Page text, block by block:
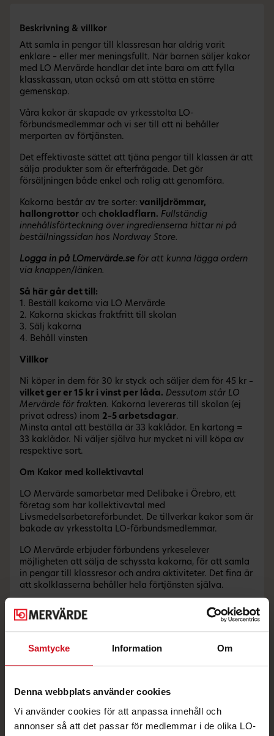
Samtycke Information Om
Denna webbplats använder cookies
Vi använder cookies för att anpassa innehåll och
annonser så att det passar för medlemmar i de olika LO-
Beskrivning & villkor
Att samla in pengar till klassresan har aldrig varit
enklare – eller mer meningsfullt. När barnen säljer kakor
med LO Mervärde handlar det inte bara om att fylla
klasskassan, utan också om att stötta en större
gemenskap.
Våra kakor är skapade av yrkesstolta LO-
förbundsmedlemmar och vi ser till att ni behåller
merparten av förtjänsten.
Det effektivaste sättet att tjäna pengar till klassen är att
sälja produkter som är efterfrågade. Det gör
försäljningen både enkel och rolig att genomföra.
Kakorna består av tre sorter: vaniljdrömmar,
hallongrottor och chokladflarn. Fullständig
innehållsförteckning över ingredienserna hittar ni på
beställningssidan hos Nordway Store.
Logga in på LOmervärde.se för att kunna lägga ordern
via knappen/länken.
Så här går det till:
1. Beställ kakorna via LO Mervärde
2. Kakorna skickas fraktfritt till skolan
3. Sälj kakorna
4. Behåll vinsten
Villkor
Ni köper in dem för 30 kr styck och säljer dem för 45 kr –
vilket ger er 15 kr i vinst per låda. Dessutom står LO
Mervärde för frakten. Kakorna levereras till skolan (ej
privat adress) inom 2–5 arbetsdagar.
Minsta antal att beställa är 33 kaklådor. En kartong =
33 kaklådor. Ni väljer själva hur mycket ni vill köpa av
respektive sort.
Om Kakor med kollektivavtal
LO Mervärde samarbetar med Delibake i Örebro, ett
företag som har kollektivavtal med
Livsmedelsarbetareförbundet. De tillverkar kakor som är
bakade av yrkesstolta LO-förbundsmedlemmar.
LO Mervärde erbjuder förbundens yrkeselever
möjligheten att sälja de schyssta kakorna, för att samla
in pengar till klassresor och andra aktiviteter. Det fina är
att skolklasserna behåller hela förtjänsten själva.
Även LO-förbunden och våra närstående organisationer
kan beställa kakor till kongresser, familjedagar och
andra event. Det blir ett gott sätt att lyfta fram
Andra erbjudanden du kanske gillar